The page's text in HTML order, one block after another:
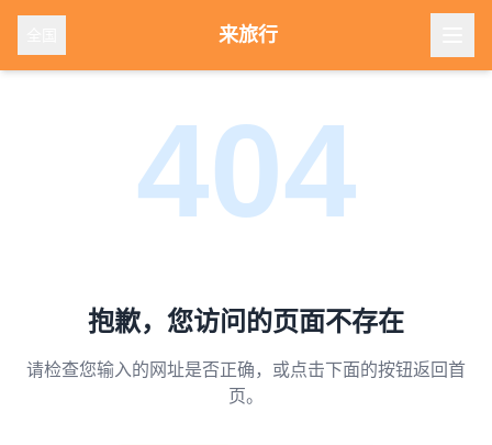
来旅行
404
抱歉，您访问的页面不存在
请检查您输入的网址是否正确，或点击下面的按钮返回首
页。